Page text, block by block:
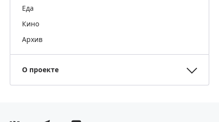
Еда
Кино
Архив
О проекте